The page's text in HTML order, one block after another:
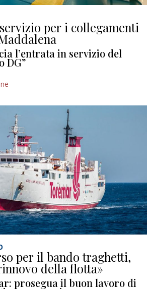
per i collegamenti
l’entrata in servizio del
DG”
per il bando traghetti,
della flotta»
prosegua il buon lavoro di